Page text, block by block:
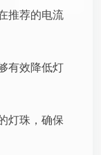
推荐的电流
有效降低灯
灯珠，确保